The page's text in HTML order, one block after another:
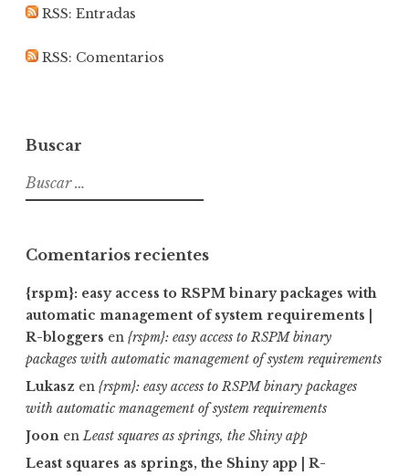
puratura
en
puratura
en
almudenamcastro
en
RSS: Entradas
RSS: Comentarios
Buscar
Buscar:
Comentarios recientes
{rspm}: easy access to RSPM binary packages with
automatic management of system requirements |
R-bloggers en {rspm}: easy access to RSPM binary
packages with automatic management of system requirements
Lukasz en {rspm}: easy access to RSPM binary packages
with automatic management of system requirements
Joon enLeast squares as springs, the Shiny app
Least squares as springs, the Shiny app | R-